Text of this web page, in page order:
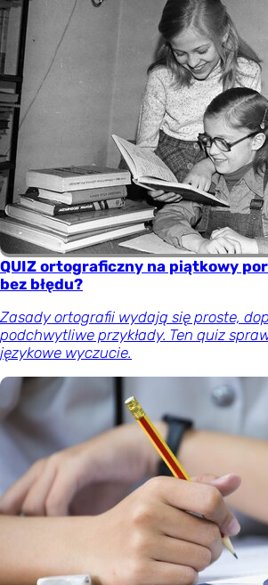
QUIZ ortograficzny na piątkowy
bez błędu?
Zasady ortografii wydają się proste,
podchwytliwe przykłady. Ten quiz
językowe wyczucie.